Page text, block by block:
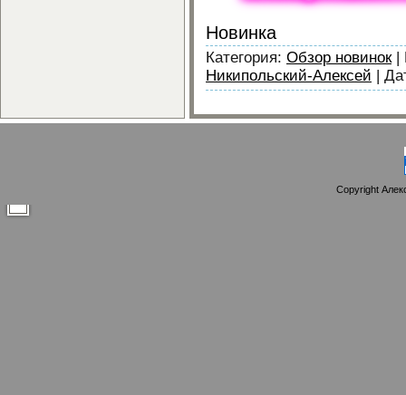
Новинка
Категория: Обзор новинок|
Никипольский-Алексей
Copyright